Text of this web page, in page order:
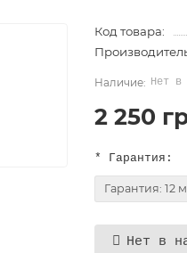
Код товара:
Нет в
2 250
* Гарантия:
Гарантия: 12
Нет в